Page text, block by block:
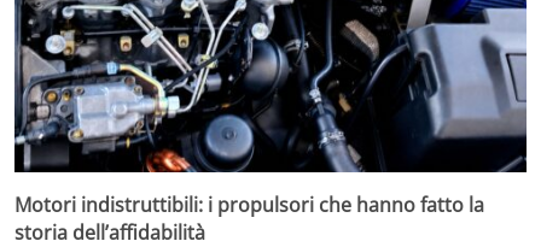
Motori indistruttibili: i propulsori che hanno fatto la
storia dell’affidabilità